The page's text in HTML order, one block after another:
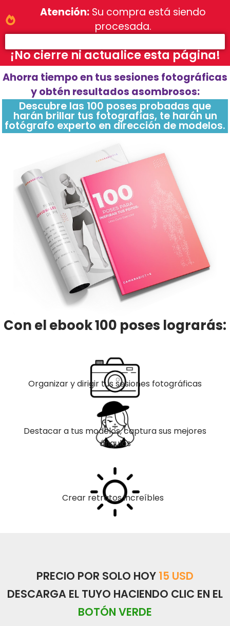
Atención: Su compra está siendo
procesada.
¡No cierre ni actualice esta página!
Ahorra tiempo en tus sesiones fotográficas
y obtén resultados asombrosos:
Descubre las 100 poses probadas que
harán brillar tus fotografías, te harán un
fotógrafo experto en dirección de modelos.
Con el ebook 100 poses lograrás:
Organizar y dirigir tus sesiones fotográficas
Destacar a tus modelos, captura sus mejores
ángulos
Crear retratos increíbles
PRECIO POR SOLO HOY 15 USD
DESCARGA EL TUYO HACIENDO CLIC EN EL
BOTÓN VERDE